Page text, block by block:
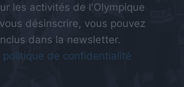
les activités de l'Olympique
désinscrire, vous pouvez
dans la newsletter.
politique de confidentialité